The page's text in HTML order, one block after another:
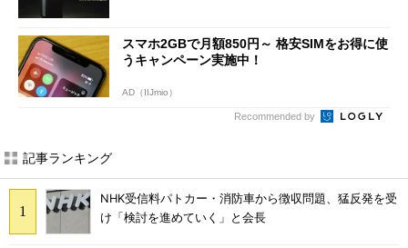
スマホ2GBで月額850円～ 格安SIMをお得に使
うキャンペーン実施中！
AD（IIJmio）
Recommended by
記事ランキング
NHK受信料パトカー・消防車から徴収問題、猛反発を受
け「検討を進めていく」と会長